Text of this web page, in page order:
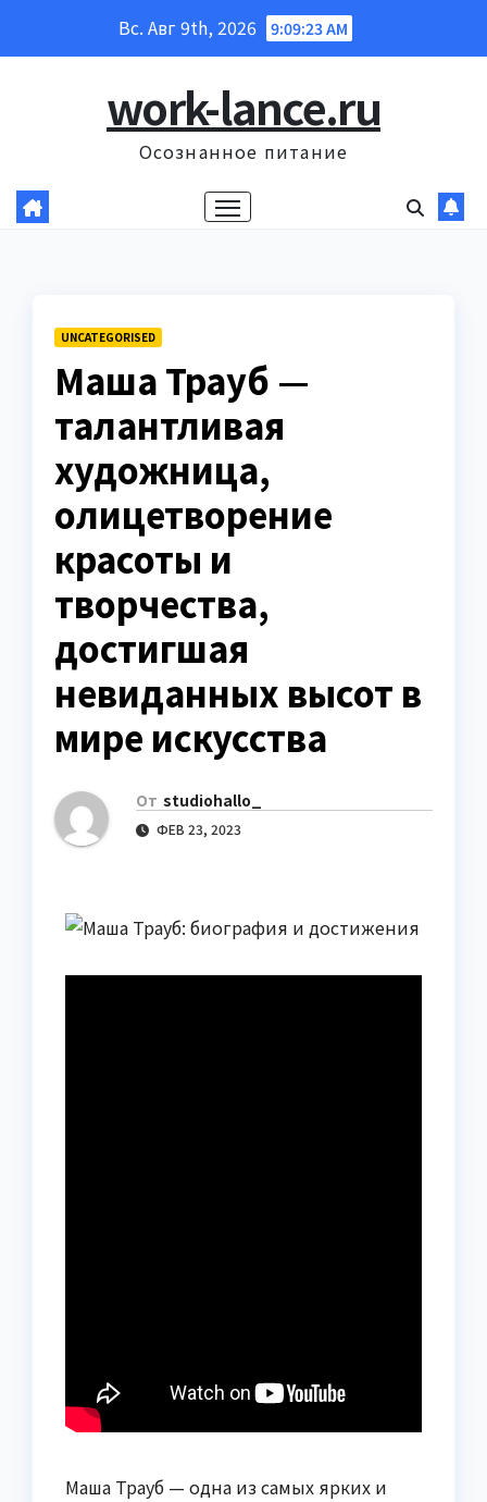
Вс. Авг 9th, 2026 9:09:24 AM
work-lance.ru
Осознанное питание
UNCATEGORISED
Маша Трауб —
талантливая
художница,
олицетворение
красоты и
творчества,
достигшая
невиданных высот в
мире искусства
От studiohallo_
ФЕВ 23, 2023
Маша Трауб — одна из самых ярких и